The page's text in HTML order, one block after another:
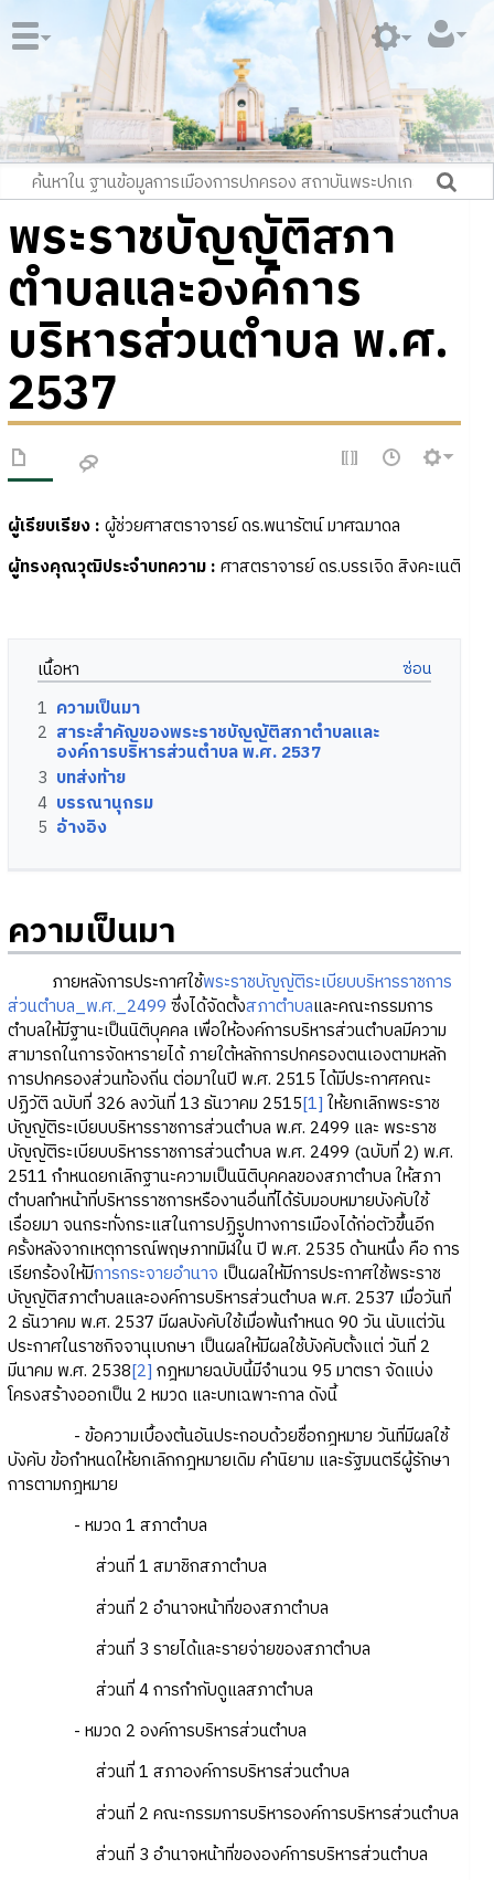
พระราชบัญญัติสภา
ตำบลและองค์การ
บริหารส่วนตำบล พ.ศ.
2537
ผู้เรียบเรียง : ผู้ช่วยศาสตราจารย์ ดร.พนารัตน์ มาศฉมาดล
ผู้ทรงคุณวุฒิประจำบทความ : ศาสตราจารย์ ดร.บรรเจิด สิงคะเนติ
เนื้อหา
1 ความเป็นมา
2 สาระสำคัญของพระราชบัญญัติสภาตำบลและ
องค์การบริหารส่วนตำบล พ.ศ. 2537
3 บทส่งท้าย
4 บรรณานุกรม
5 อ้างอิง
ความเป็นมา
ภายหลังการประกาศใช้พระราชบัญญัติระเบียบบริหารราชการ
ส่วนตำบล_พ.ศ._2499 ซึ่งได้จัดตั้งสภาตำบลและคณะกรรมการ
ตำบลให้มีฐานะเป็นนิติบุคคล เพื่อให้องค์การบริหารส่วนตำบลมีความ
สามารถในการจัดหารายได้ ภายใต้หลักการปกครองตนเองตามหลัก
การปกครองส่วนท้องถิ่น ต่อมาในปี พ.ศ. 2515 ได้มีประกาศคณะ
ปฏิวัติ ฉบับที่ 326 ลงวันที่ 13 ธันวาคม 2515[1] ให้ยกเลิกพระราช
บัญญัติระเบียบบริหารราชการส่วนตำบล พ.ศ. 2499 และ พระราช
บัญญัติระเบียบบริหารราชการส่วนตำบล พ.ศ. 2499 (ฉบับที่ 2) พ.ศ.
2511 กำหนดยกเลิกฐานะความเป็นนิติบุคคลของสภาตำบล ให้สภา
ตำบลทำหน้าที่บริหารราชการหรืองานอื่นที่ได้รับมอบหมายบังคับใช้
เรื่อยมา จนกระทั่งกระแสในการปฏิรูปทางการเมืองได้ก่อตัวขึ้นอีก
ครั้งหลังจากเหตุการณ์พฤษภาทมิฬใน ปี พ.ศ. 2535 ด้านหนึ่ง คือ การ
เรียกร้องให้มีการกระจายอำนาจ เป็นผลให้มีการประกาศใช้พระราช
บัญญัติสภาตำบลและองค์การบริหารส่วนตำบล พ.ศ. 2537 เมื่อวันที่
2 ธันวาคม พ.ศ. 2537 มีผลบังคับใช้เมื่อพ้นกำหนด 90 วัน นับแต่วัน
ประกาศในราชกิจจานุเบกษา เป็นผลให้มีผลใช้บังคับตั้งแต่ วันที่ 2
มีนาคม พ.ศ. 2538[2] กฎหมายฉบับนี้มีจำนวน 95 มาตรา จัดแบ่ง
โครงสร้างออกเป็น 2 หมวด และบทเฉพาะกาล ดังนี้
- ข้อความเบื้องต้นอันประกอบด้วยชื่อกฎหมาย วันที่มีผลใช้
บังคับ ข้อกำหนดให้ยกเลิกกฎหมายเดิม คำนิยาม และรัฐมนตรีผู้รักษา
การตามกฎหมาย
- หมวด 1 สภาตำบล
ส่วนที่ 1 สมาชิกสภาตำบล
ส่วนที่ 2 อำนาจหน้าที่ของสภาตำบล
ส่วนที่ 3 รายได้และรายจ่ายของสภาตำบล
ส่วนที่ 4 การกำกับดูแลสภาตำบล
- หมวด 2 องค์การบริหารส่วนตำบล
ส่วนที่ 1 สภาองค์การบริหารส่วนตำบล
ส่วนที่ 2 คณะกรรมการบริหารองค์การบริหารส่วนตำบล
ส่วนที่ 3 อำนาจหน้าที่ขององค์การบริหารส่วนตำบล